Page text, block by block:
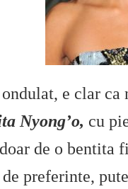
e clar
Nyong’o, cu
de o
preferinte,